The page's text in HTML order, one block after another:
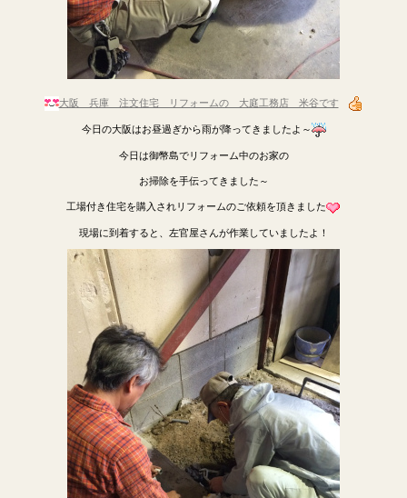
大阪 兵庫 注文住宅 リフォームの 大庭工務店 米谷です
今日の大阪はお昼過ぎから雨が降ってきましたよ～
今日は御幣島でリフォーム中のお家の
お掃除を手伝ってきました～
工場付き住宅を購入されリフォームのご依頼を頂きました
現場に到着すると、左官屋さんが作業していましたよ！